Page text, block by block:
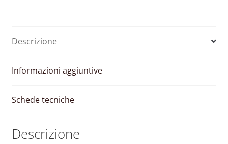
(2
T2)
Descrizione
Informazioni aggiuntive
Schede tecniche
Descrizione